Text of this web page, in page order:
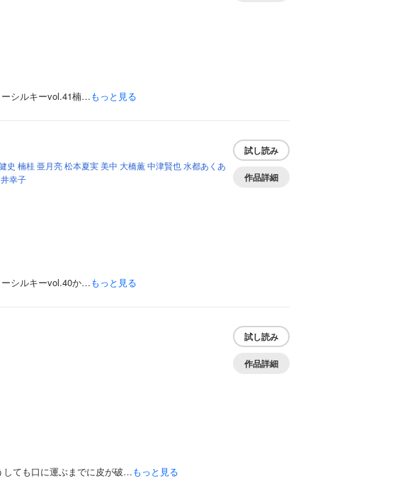
シルキーvol.41楠…もっと見る
史 楠桂 亜月亮 松本夏実 美中 大橋薫 中津賢也 水都あくあ
幸子
試し読み
作品詳細
シルキーvol.40か…もっと見る
試し読み
作品詳細
しても口に運ぶまでに皮が破…もっと見る